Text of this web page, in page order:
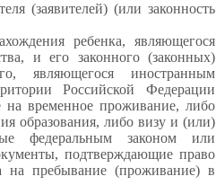
(заявителей) (или законность
ребенка, являющегося
и его законного (законных)
являющегося иностранным
Российской Федерации
на временное проживание, либо
образования, либо визу и (или)
федеральным законом или
подтверждающие право
на пребывание (проживание) в